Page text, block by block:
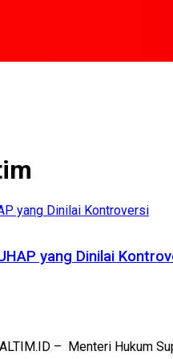
yang Dinilai
– Menteri Hukum